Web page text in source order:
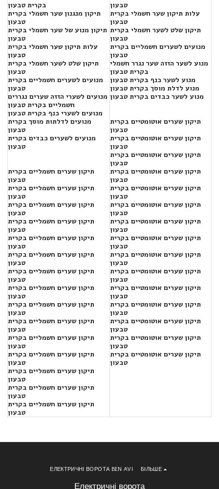
בקרית טבעון
תיקון מנגנון שער חשמלי בקרית
טבעון
תיקון מנוע של שער חשמלי בקרית
טבעון
עלות תיקון שער חשמלי בקרית
טבעון
תיקון שלט לשער חשמלי בקרית
טבעון
מנועים לשערים חשמליים בקרית
טבעון
מנועים לשערי הזזה שערים נגררים
חשמליים בקרית טבעון
מנועים לשערי כנף בקרית טבעון
מנועים לדלתות מוסך בקרית
טבעון
מנועים לשערים כבדים בקרית
טבעון
תיקון שערים חשמליים בקרית
טבעון
תיקון שערים חשמליים בקרית
טבעון
תיקון שערים חשמליים בקרית
טבעון
תיקון שערים חשמליים בקרית
טבעון
תיקון שערים חשמליים בקרית
טבעון
תיקון שערים חשמליים בקרית
טבעון
תיקון שערים חשמליים בקרית
טבעון
תיקון שערים חשמליים בקרית
טבעון
תיקון שערים חשמליים בקרית
טבעון
תיקון שערים חשמליים בקרית
טבעון
תיקון שערים חשמליים בקרית
טבעון
תיקון שערים חשמליים בקרית
טבעון
תיקון שערים חשמליים בקרית
טבעון
תיקון שערים חשמליים בקרית
טבעון
תיקון שערים חשמליים בקרית
טבעון
טבעון
עלות תיקון שער חשמלי בקרית
טבעון
תיקון שלט לשער חשמלי בקרית
טבעון
מנועים לשערים חשמליים בקרית
טבעון
מנוע לשער הזזה שער נגרר חשמלי
בקרית טבעון
מנוע לשער כנף בקרית טבעון
מנוע לדלת מוסך בקרית טבעון
מנוע לשער כבדים בקרית טבעון
תיקון שערים אוטומטיים בקרית
טבעון
תיקון שערים אוטומטיים בקרית
טבעון
תיקון שערים אוטומטיים בקרית
טבעון
תיקון שערים אוטומטיים בקרית
טבעון
תיקון שערים אוטומטיים בקרית
טבעון
תיקון שערים אוטומטיים בקרית
טבעון
תיקון שערים אוטומטיים בקרית
טבעון
תיקון שערים אוטומטיים בקרית
טבעון
תיקון שערים אוטומטיים בקרית
טבעון
תיקון שערים אוטומטיים בקרית
טבעון
תיקון שערים אוטומטיים בקרית
טבעון
תיקון שערים אוטומטיים בקרית
טבעון
תיקון שערים אוטומטיים בקרית
טבעון
תיקון שערים אוטומטיים בקרית
טבעון
תיקון שערים אוטומטיים בקרית
טבעון
Електричні ворота
ЕЛЕКТРИЧНІ ВОРОТА BEN AVI БІЛЬШЕ